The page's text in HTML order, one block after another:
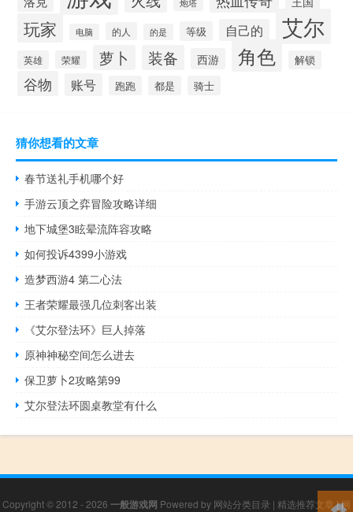
炮塔
玩家 电脑 的人 的是 等级 自己的 艾尔
英雄 荣耀 萝卜 装备 西游 角色 解锁
谷物 账号 跑跑 都是 骑士
猜你想看的文章
春节送礼手机哪个好
手游云顶之弈冒险攻略详细
地下城堡3眩晕流阵容攻略
如何投诉4399小游戏
造梦西游4 第二心法
王者荣耀最强几位刺客出装
《艾尔登法环》巨人掉落
原神神秘空间怎么进去
保卫萝卜2攻略第99
艾尔登法环圆桌教堂有什么
Copyright © 2012 - 2026 一般游戏网 Powered by 网站分类目录 | 精选推荐文章|网